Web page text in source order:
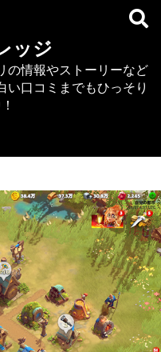
ッジ
の情報やストーリーなど
い口コミまでもひっそり